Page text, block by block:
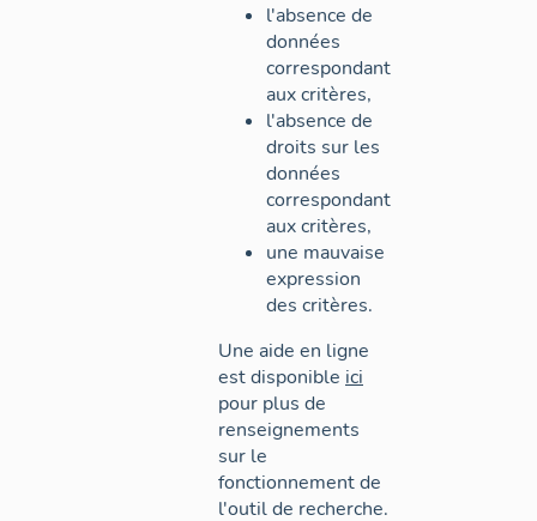
l'absence de
données
correspondant
aux critères,
l'absence de
droits sur les
données
correspondant
aux critères,
une mauvaise
expression
des critères.
Une aide en ligne
est disponible ici
pour plus de
renseignements
sur le
fonctionnement de
l'outil de recherche.